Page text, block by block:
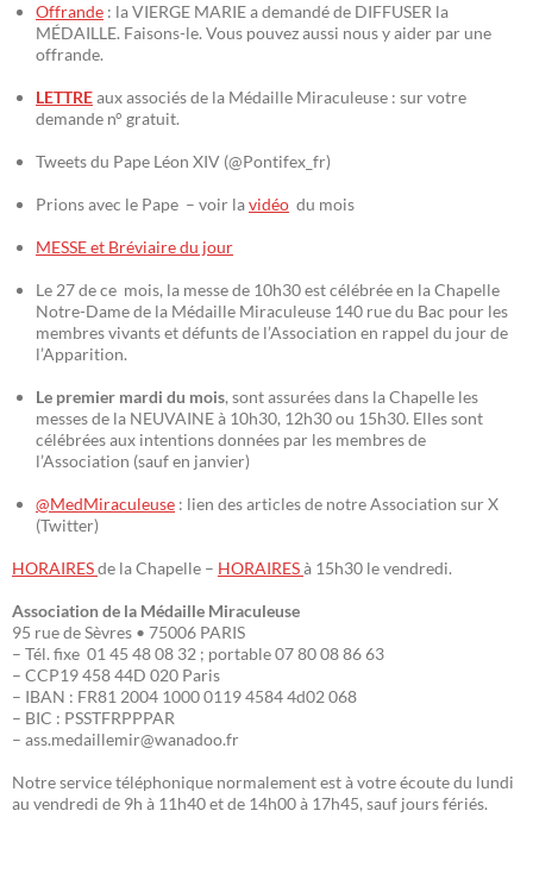
Offrande : la VIERGE MARIE a demandé de DIFFUSER la
MÉDAILLE. Faisons-le. Vous pouvez aussi nous y aider par une
offrande.
LETTREaux associés de la Médaille Miraculeuse : sur votre
demande n° gratuit.
Tweets du Pape Léon XIV (@Pontifex_fr)
Prions avec le Pape – voir lavidéo du mois
MESSE et Bréviaire du jour
Le 27 de ce mois, la messe de 10h30 est célébrée en la Chapelle
Notre-Dame de la Médaille Miraculeuse 140 rue du Bac pour les
membres vivants et défunts de l’Association en rappel du jour de
l’Apparition.
Le premier mardi du mois, sont assurées dans la Chapelle les
messes de la NEUVAINE à 10h30, 12h30 ou 15h30. Elles sont
célébrées aux intentions données par les membres de
l’Association (sauf en janvier)
@MedMiraculeuse : lien des articles de notre Association sur X
(Twitter)
HORAIRESde la Chapelle – HORAIRESà 15h30 le vendredi.
Association de la Médaille Miraculeuse
95 rue de Sèvres • 75006 PARIS
– Tél. fixe 01 45 48 08 32 ; portable 07 80 08 86 63
– CCP19 458 44D 020 Paris
– IBAN : FR81 2004 1000 0119 4584 4d02 068
– BIC : PSSTFRPPPAR
– ass.medaillemir@wanadoo.fr
Notre service téléphonique normalement est à votre écoute du lundi
au vendredi de 9h à 11h40 et de 14h00 à 17h45, sauf jours fériés.